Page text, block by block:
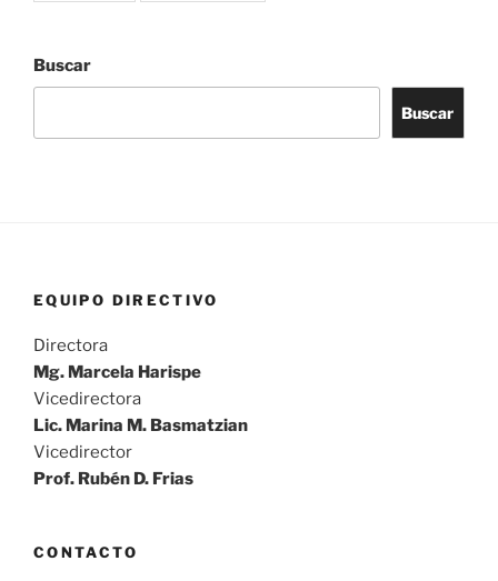
Buscar
Buscar
EQUIPO DIRECTIVO
Directora
Mg. Marcela Harispe
Vicedirectora
Lic. Marina M. Basmatzian
Vicedirector
Prof. Rubén D. Frias
CONTACTO